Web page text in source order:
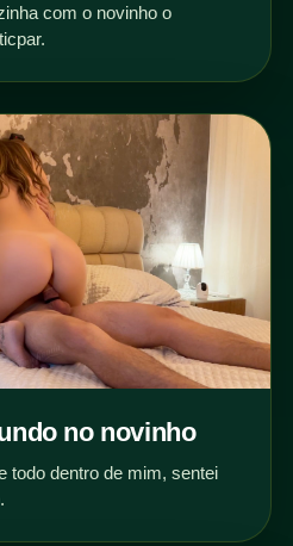
com o novinho o
no novinho
todo dentro de mim, sentei